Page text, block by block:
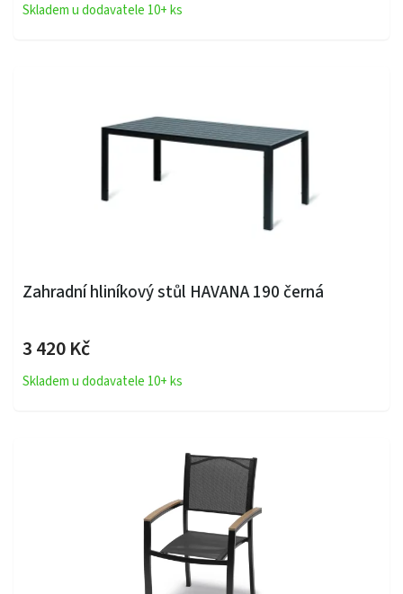
Skladem u dodavatele 10+ ks
Zahradní hliníkový stůl HAVANA 190 černá
3 420 Kč
Skladem u dodavatele 10+ ks